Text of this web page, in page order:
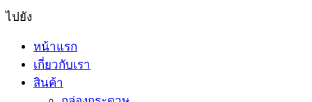
ไปยัง
หน้าแรก
เกี่ยวกับเรา
สินค้า